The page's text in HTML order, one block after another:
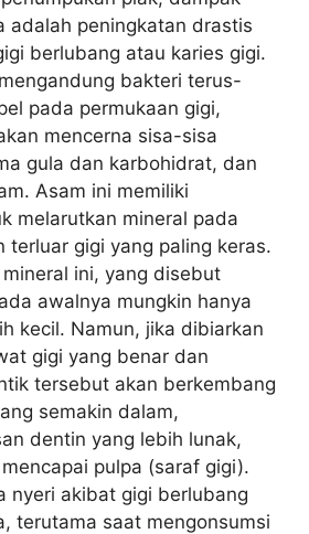
adalah peningkatan drastis
berlubang atau karies gigi.
bakteri terus-
pada permukaan gigi,
mencerna sisa-sisa
gula dan karbohidrat, dan
Asam ini memiliki
melarutkan mineral pada
terluar gigi yang paling keras.
ini, yang disebut
awalnya mungkin hanya
kecil. Namun, jika dibiarkan
gigi yang benar dan
tersebut akan berkembang
semakin dalam,
dentin yang lebih lunak,
pulpa (saraf gigi).
nyeri akibat gigi berlubang
terutama saat mengonsumsi